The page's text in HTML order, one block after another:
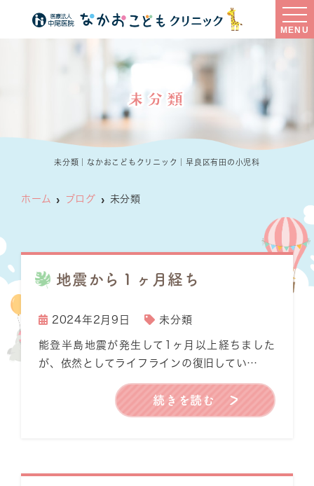
MENU
未分類
未分類｜なかおこどもクリニック｜早良区有田の小児科
ホーム ブログ 未分類
地震から１ヶ月経ち
2024年2月9日 未分類
能登半島地震が発生して1ヶ月以上経ちました
が、依然としてライフラインの復旧してい…
続きを読む